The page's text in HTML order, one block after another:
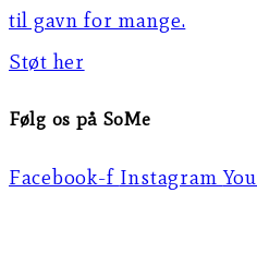
til gavn for mange.
Støt her
Følg os på SoMe
Facebook-f Instagram